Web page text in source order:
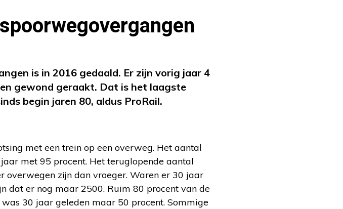
is in 2016 gedaald. Er zijn vorig jaar 4
gewond geraakt. Dat is het laagste
begin jaren 80, aldus ProRail.
met een trein op een overweg. Het aantal
met 95 procent. Het teruglopende aantal
zijn dan vroeger. Waren er 30 jaar
dat er nog maar 2500. Ruim 80 procent van de
30 jaar geleden maar 50 procent. Sommige